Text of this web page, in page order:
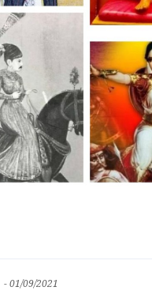
- 01/09/2021